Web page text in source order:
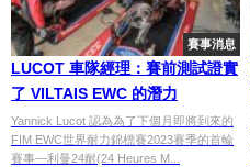
賽事消息
LUCOT 車隊經理：賽前測試證實
了 VILTAIS EWC 的潛力
Yannick Lucot 認為為了下個月即將到來的
FIM EWC世界耐力錦標賽2023賽季的首輪
賽事—利曼24耐(24 Heures M...